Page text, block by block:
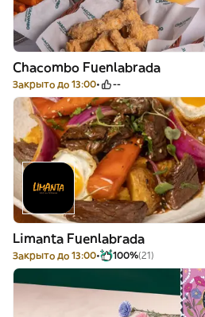
Chacombo Fuenlabrada
Закрыто до 13:00 --
Limanta Fuenlabrada
Закрыто до 13:00 100%(21)